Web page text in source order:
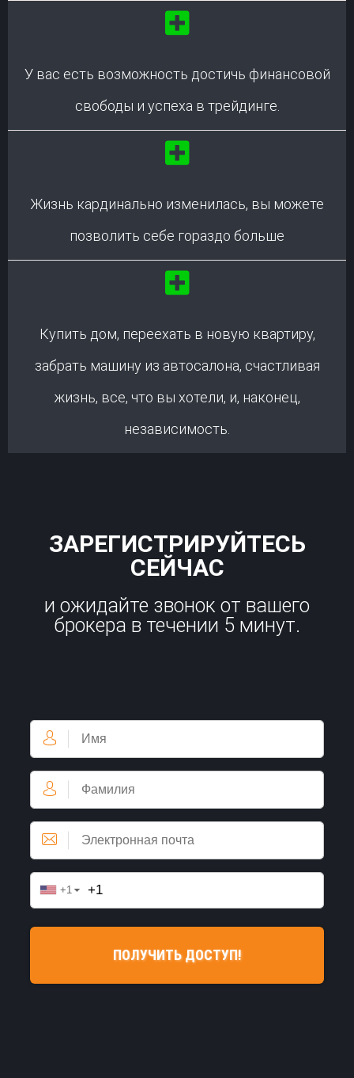
У вас есть возможность достичь финансовой
свободы и успеха в трейдинге.
Жизнь кардинально изменилась, вы можете
позволить себе гораздо больше
Купить дом, переехать в новую квартиру,
забрать машину из автосалона, счастливая
жизнь, все, что вы хотели, и, наконец,
независимость.
ЗАРЕГИСТРИРУЙТЕСЬ
СЕЙЧАС
и ожидайте звонок от вашего
брокера в течении 5 минут.